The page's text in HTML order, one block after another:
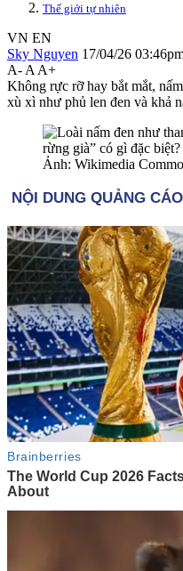
Thế giới tự nhiên
VN EN
Sky Nguyen 17/04/26
A- A A+
Không rực rỡ hay bắt mắt,
xù xì như phủ len đen và khả
Ảnh: Wikimedia